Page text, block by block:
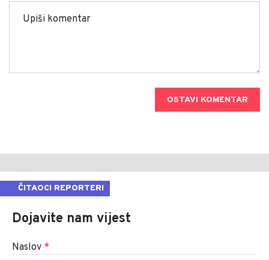
OSTAVI KOMENTAR
ČITAOCI REPORTERI
Dojavite nam vijest
Naslov *